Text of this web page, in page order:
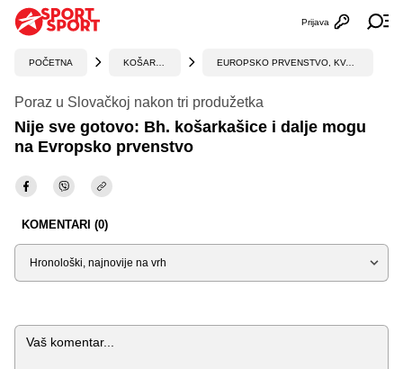
Otvori
Prijava
POČETNA EUROPSKO PRVENSTVO, KVALIFIKACIJE
Poraz u Slovačkoj nakon tri produžetka
Nije sve gotovo: Bh. košarkašice i dalje mogu
na Evropsko prvenstvo
KOMENTARI (0)
Sortiraj
Komentar